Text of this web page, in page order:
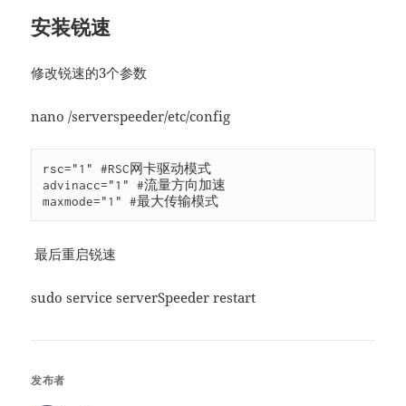
安装锐速
修改锐速的3个参数
nano /serverspeeder/etc/config
rsc="1" #RSC网卡驱动模式
advinacc="1" #流量方向加速
maxmode="1" #最大传输模式
最后重启锐速
sudo service serverSpeederrestart
发布者